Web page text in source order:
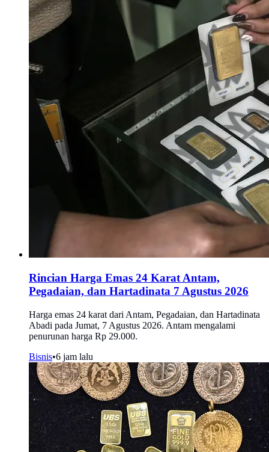
Rincian Harga Emas 24 Karat Antam,
Pegadaian, dan Hartadinata 7 Agustus 2026
Harga emas 24 karat dari Antam, Pegadaian, dan Hartadinata
Abadi pada Jumat, 7 Agustus 2026. Antam mengalami
penurunan harga Rp 29.000.
Bisnis•6 jam lalu